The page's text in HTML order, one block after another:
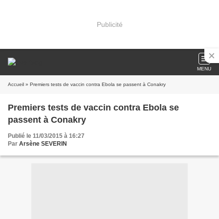
Publicité
MENU
Accueil » Premiers tests de vaccin contra Ebola se passent à Conakry
Premiers tests de vaccin contra Ebola se
passent à Conakry
Publié le 11/03/2015 à 16:27
Par Arsène SEVERIN